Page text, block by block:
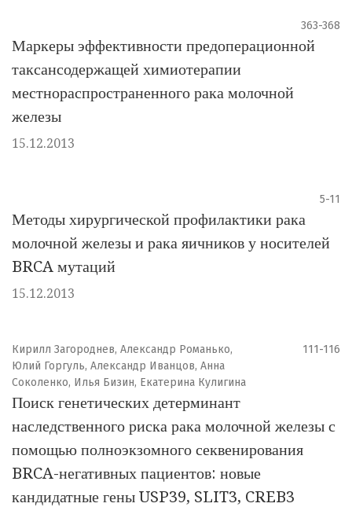
363-368
Маркеры эффективности предоперационной
таксансодержащей химиотерапии
местнораспространенного рака молочной
железы
15.12.2013
5-11
Методы хирургической профилактики рака
молочной железы и рака яичников у носителей
BRCA мутаций
15.12.2013
Кирилл Загороднев, Александр Романько,
Юлий Горгуль, Александр Иванцов, Анна
Соколенко, Илья Бизин, Екатерина Кулигина
111-116
Поиск генетических детерминант
наследственного риска рака молочной железы с
помощью полноэкзомного секвенирования
BRCA-негативных пациентов: новые
кандидатные гены USP39, SLIT3, CREB3